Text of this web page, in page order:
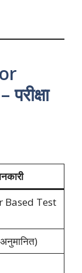
Based Test